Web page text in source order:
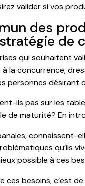
valider si vos
des
de
qui souhaitent
la concurrence,
personnes désirant
ils pas sur les
de maturité? En
connaissent-
qu’ils
possible à ces
ces besoins, c’est